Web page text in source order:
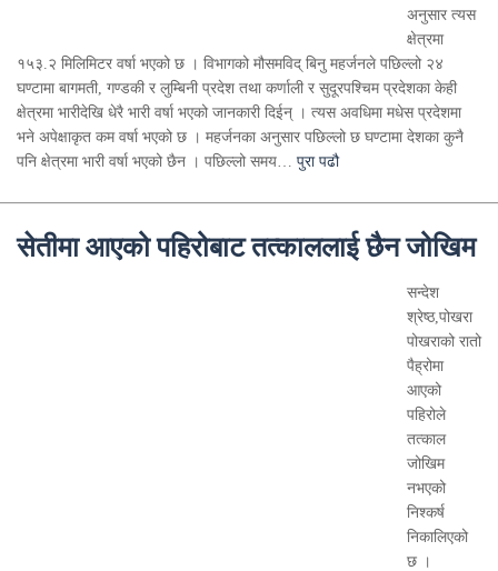
अनुसार त्यस
क्षेत्रमा
१५३.२ मिलिमिटर वर्षा भएको छ । विभागको मौसमविद् बिनु महर्जनले पछिल्लो २४
घण्टामा बागमती, गण्डकी र लुम्बिनी प्रदेश तथा कर्णाली र सुदूरपश्चिम प्रदेशका केही
क्षेत्रमा भारीदेखि धेरै भारी वर्षा भएको जानकारी दिईन् । त्यस अवधिमा मधेस प्रदेशमा
भने अपेक्षाकृत कम वर्षा भएको छ । महर्जनका अनुसार पछिल्लो छ घण्टामा देशका कुनै
पनि क्षेत्रमा भारी वर्षा भएको छैन । पछिल्लो समय… पुरा पढौ
सेतीमा आएको पहिरोबाट तत्काललाई छैन जोखिम
सन्देश
श्रेष्ठ,पोखरा
पोखराको रातो
पैह्रोमा
आएको
पहिरोले
तत्काल
जोखिम
नभएको
निश्कर्ष
निकालिएको
छ ।